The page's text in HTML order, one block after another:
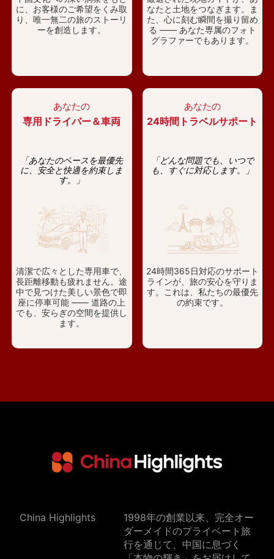
に、お客様のご希望をくみ取
り、唯一無二の旅のストーリ
ーを創造します。
なたと土地をつなぎます。ま
た、心に刻む瞬間を撮り留め
る —— あなた専属のフォト
グラファーでもあります。
あなたの
専用ドライバー＆車両
「あなたのペースを最優先
に、安全と快適を約束しま
す。」
清潔で広々とした専用車で、
長距離移動も疲れません。途
中で見つけた美しい景色で即
座に停車可能 —— 道路の上
でも、安らぎの空間を提供し
ます。
あなたの
24時間トラベルサポート
「どんな問題でも、いつで
も、すぐに対応します。」
24時間365日対応のサポート
ラインが、旅の安心を守りま
す。これは、私たちの最優先
の約束です。
China Highlights
1998年の創業以来、完全オー
ダーメイドのプライベート旅
行を通じて、中国に息づく